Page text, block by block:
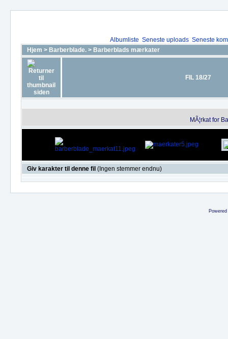
Albumliste Seneste uploads Seneste
Hjem > Barberblade. > Barberblads mærkater
FIL 18/27
MÃ¦rkat for
Giv karakter til denne fil (Ingen stemmer endnu)